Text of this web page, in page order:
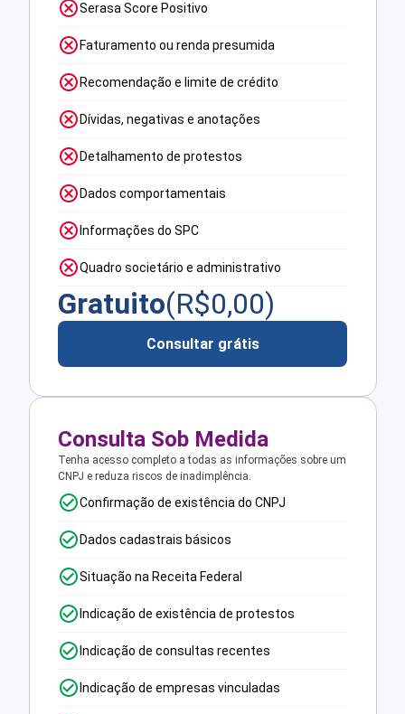
Serasa Score Positivo
Faturamento ou renda presumida
Recomendação e limite de crédito
Dívidas, negativas e anotações
Detalhamento de protestos
Dados comportamentais
Informações do SPC
Quadro societário e administrativo
Gratuito(R$0,00)
Consultar grátis
Consulta Sob Medida
Tenha acesso completo a todas as informações sobre um
CNPJ e reduza riscos de inadimplência.
Confirmação de existência do CNPJ
Dados cadastrais básicos
Situação na Receita Federal
Indicação de existência de protestos
Indicação de consultas recentes
Indicação de empresas vinculadas